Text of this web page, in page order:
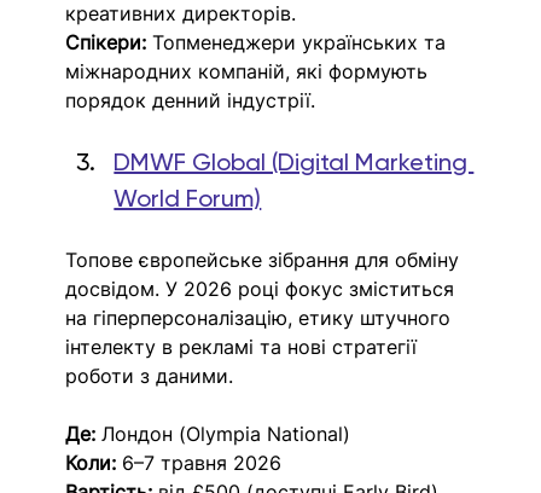
креативних директорів.
Спікери: Топменеджери українських та
міжнародних компаній, які формують
порядок денний індустрії.
DMWF Global (Digital Marketing
World Forum)
Топове європейське зібрання для обміну
досвідом. У 2026 році фокус зміститься
на гіперперсоналізацію, етику штучного
інтелекту в рекламі та нові стратегії
роботи з даними.
Де: Лондон (Olympia National)
Коли: 6–7 травня 2026​